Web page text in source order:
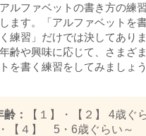
ルファベットの書き方の練
ます。「アルファベットを
練習」だけでは決してあり
齢や興味に応じて、さまざ
を書く練習をしてみましょう
：
【１】・【２】 4歳ぐ
・【４】 5・6歳ぐらい～